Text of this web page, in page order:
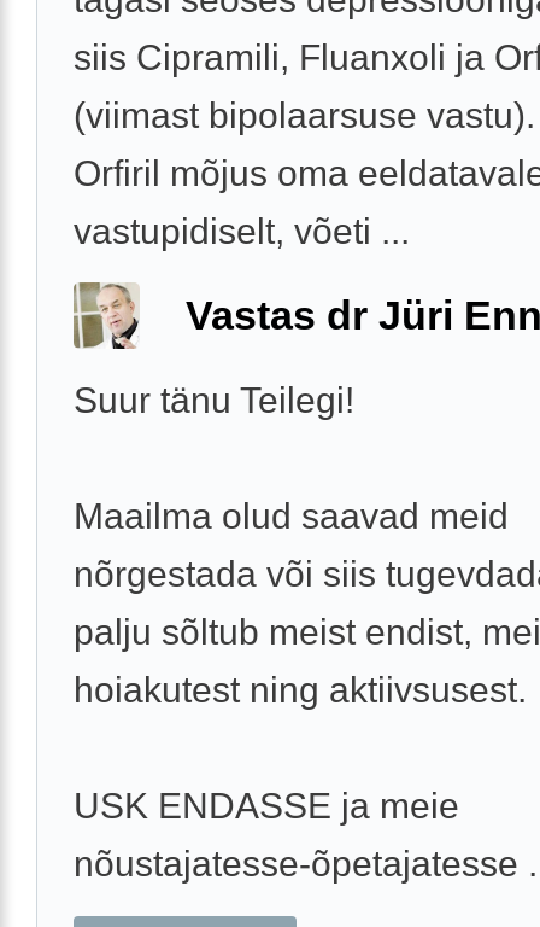
siis Cipramili, Fluanxoli ja
(viimast bipolaarsuse
Orfiril mõjus oma
vastupidiselt, võeti ...
Vastas dr Jüri
Suur tänu Teilegi!
Maailma olud saavad meid
nõrgestada või siis
palju sõltub meist endist,
hoiakutest ning aktiivsusest.
USK ENDASSE ja meie
nõustajatesse-õpetajatesse